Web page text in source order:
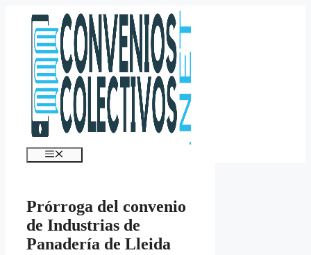
contenido
Menú
Prórroga del convenio
de Industrias de
Panadería de Lleida